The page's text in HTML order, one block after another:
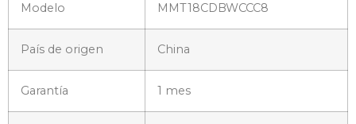
Modelo MMT18CDBWCCC8
País de origen China
Garantía 1 mes